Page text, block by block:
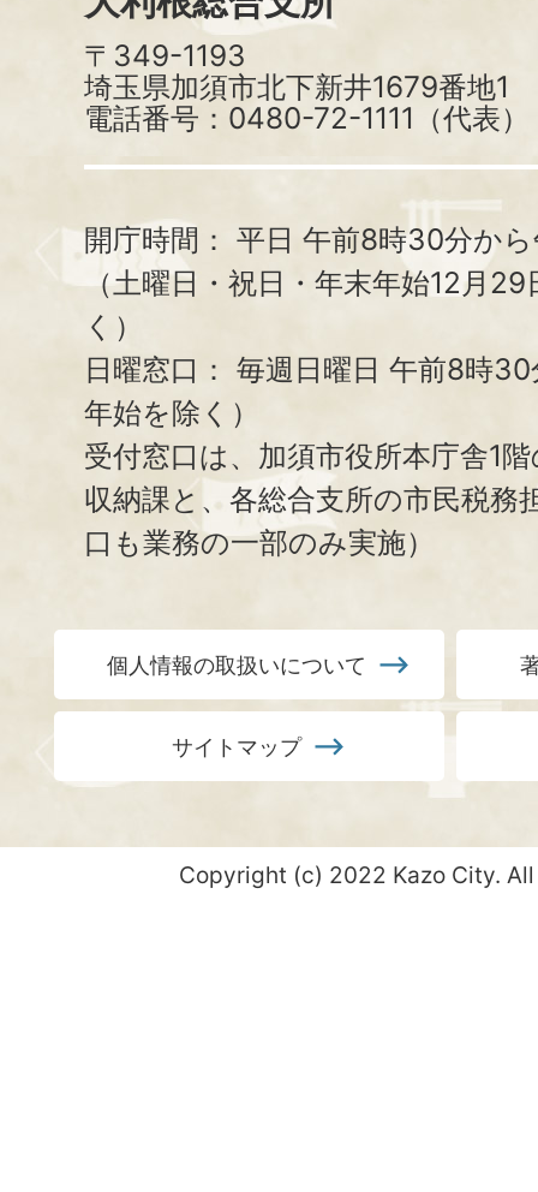
〒349-1193
埼玉県加須市北下新井1679番地1
電話番号：0480-72-1111（代表）
開庁時間： 平日 午前8時30分か
（土曜日・祝日・年末年始12月
く）
日曜窓口： 毎週日曜日 午前8時
年始を除く）
受付窓口は、加須市役所本庁舎1
収納課と、 各総合支所の市民税務
口も業務の一部のみ実施）
個人情報の取扱いについて
サイトマップ
Copyright (c) 2022 Kazo City.